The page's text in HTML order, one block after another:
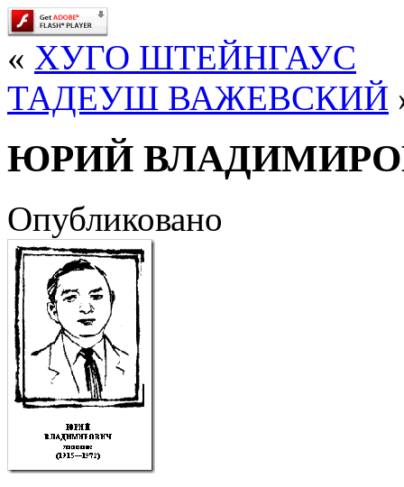
« ХУГО ШТЕЙНГАУС
ТАДЕУШ ВАЖЕВСКИЙ
ЮРИЙ
Опубликовано